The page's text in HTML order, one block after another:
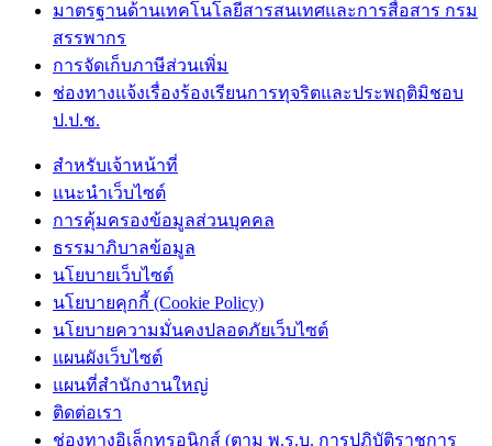
มาตรฐานด้านเทคโนโลยีสารสนเทศและการสื่อสาร กรม
สรรพากร
การจัดเก็บภาษีส่วนเพิ่ม
ช่องทางแจ้งเรื่องร้องเรียนการทุจริตและประพฤติมิชอบ
ป.ป.ช.
สำหรับเจ้าหน้าที่
แนะนำเว็บไซต์
การคุ้มครองข้อมูลส่วนบุคคล
ธรรมาภิบาลข้อมูล
นโยบายเว็บไซต์
นโยบายคุกกี้ (Cookie Policy)
นโยบายความมั่นคงปลอดภัยเว็บไซต์
แผนผังเว็บไซต์
แผนที่สำนักงานใหญ่
ติดต่อเรา
ช่องทางอิเล็กทรอนิกส์ (ตาม พ.ร.บ. การปฏิบัติราชการ